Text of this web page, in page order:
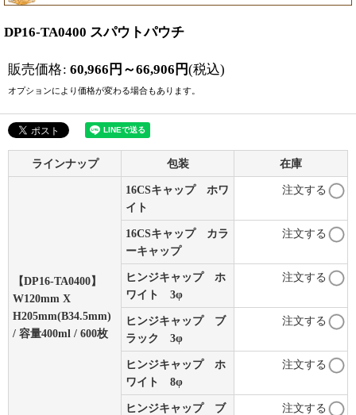
DP16-TA0400 スパウトパウチ
販売価格: 60,966 円 ～66,906 円(税込)
オプションにより価格が変わる場合もあります。
ラインナップ 包装 在庫
【DP16-TA0400】
W120mm X
H205mm(B34.5mm)
/ 容量400ml / 600枚
16CSキャップ ホワ
イト
注文する
16CSキャップ カラ
ーキャップ
注文する
ヒンジキャップ ホ
ワイト 3φ
注文する
ヒンジキャップ ブ
ラック 3φ
注文する
ヒンジキャップ ホ
ワイト 8φ
注文する
ヒンジキャップ ブ
注文する